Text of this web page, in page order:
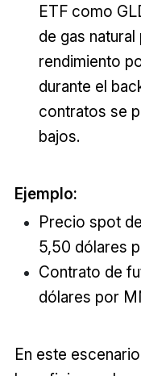
ETF como
de gas
rendimiento
durante el
contratos se
bajos.
Ejemplo:
Precio spot
5,50 dólares
Contrato de
dólares por
En este